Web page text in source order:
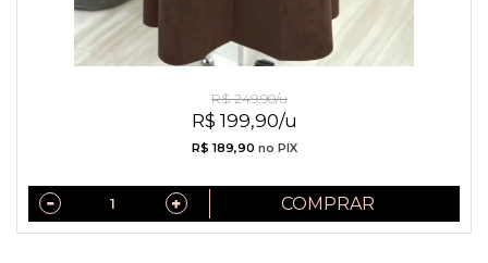
R$ 199,90/u
R$ 249,90/u
R$ 189,90 no PIX
COMPRAR